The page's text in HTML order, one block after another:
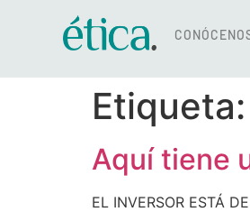
Etiqueta:
Aquí tiene
EL INVERSOR ESTÁ